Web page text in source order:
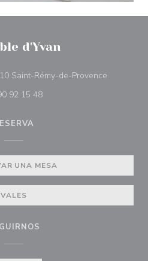
d'Yvan
Saint-Rémy-de-Provence
92 15 48
UNA MESA
VALES